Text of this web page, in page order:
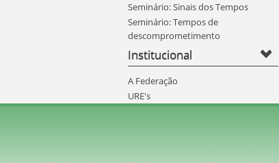
Seminário: Sinais dos Tempos
Seminário: Tempos de
descomprometimento
Institucional
A Federação
URE's